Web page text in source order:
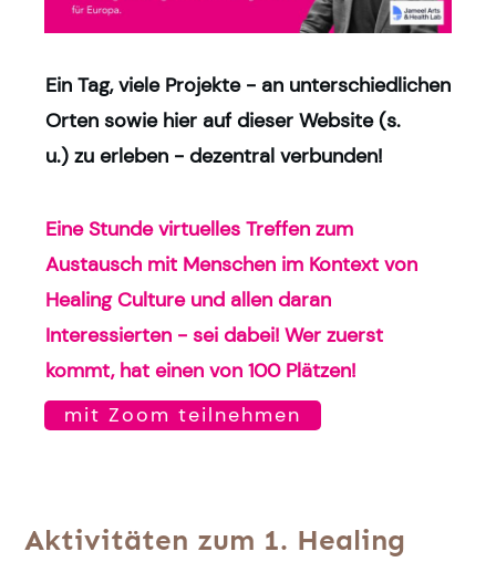
Ein Tag, viele Projekte - an unterschiedlichen
Orten sowie hier auf dieser Website (s.
u.) zu erleben - dezentral verbunden!
Eine Stundevirtuelles Treffen zum
Austausch mit Menschen im Kontext von
Healing Culture und allen daran
Interessierten - sei dabei! Wer zuerst
kommt, hat einen von 100 Plätzen!
mit Zoom teilnehmen
Aktivitäten zum 1. Healing